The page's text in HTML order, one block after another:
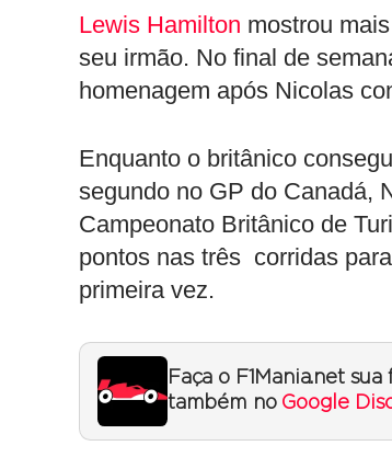
Lewis Hamilton mostrou
seu irmão. No final de
homenagem após Nicolas
Enquanto o britânico
segundo no GP do Canadá,
Campeonato Britânico de
pontos nas três corridas
primeira vez.
Faça o F1Mania.net
também no Google